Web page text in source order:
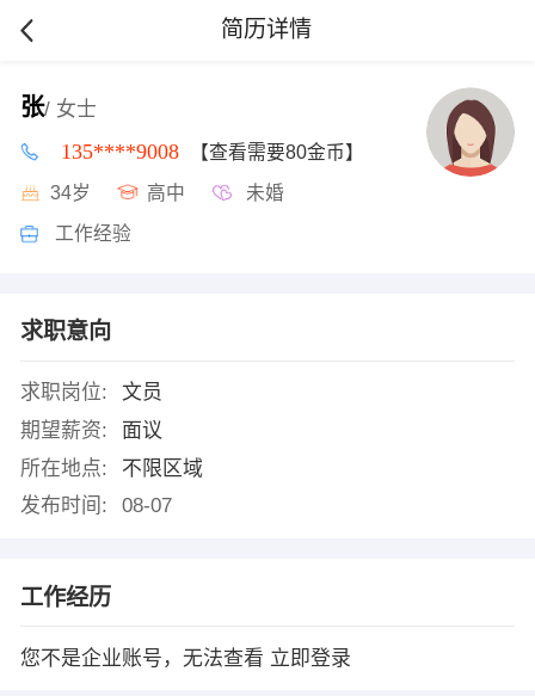
简历详情
张/ 女士
135****9008 【查看需要80金币】
34岁 高中 未婚
工作经验
求职意向
求职岗位:
文员
期望薪资:
面议
所在地点:
不限区域
发布时间:
08-07
工作经历
您不是企业账号，无法查看 立即登录